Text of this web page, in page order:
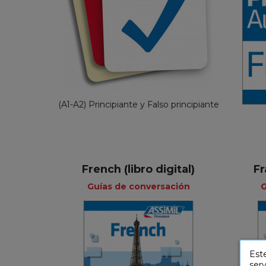
(A1-A2) Principiante y Falso principiante
POM Assimil
4,99 €
French (libro digital)
Guías de conversación
Guías de
conversación